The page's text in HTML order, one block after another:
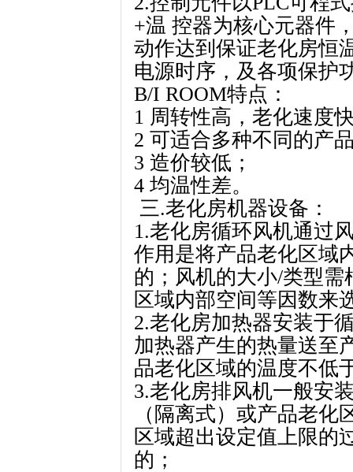
+温 控器为核心元器件
动作达到保证老化房恒
电源时序，及各项保护
B/I ROOM特点：
1 周转性高，老化速度
2 可适合多种不同的产
3 造价较低；
4 均温性差。
三.老化房机器设备：
1.老化房循环风机通过
作用是将产品老化区域
的；风机的大小/类型
区域内部空间等因数来
2.老化房加热器安装于
加热器产生的热量送至
品老化区域的温度不低
3.老化房排风机一般安
（隔离式）或产品老
区域超出设定值上限的
的；